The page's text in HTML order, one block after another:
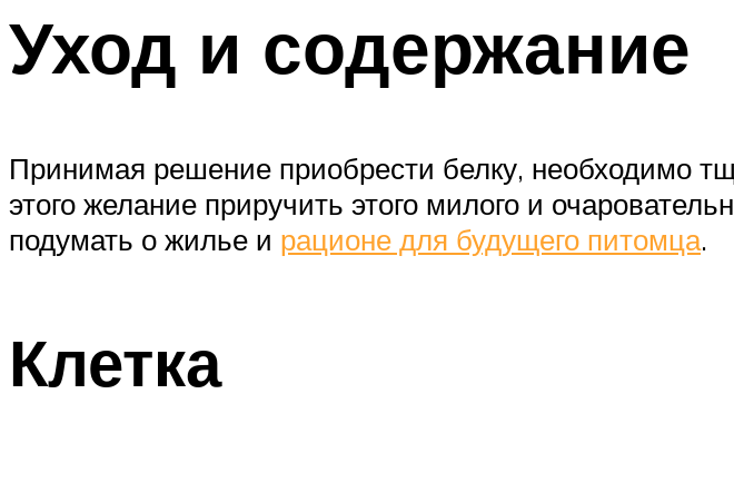
Уход и содержание
Принимая решение приобрести белку, необходимо
этого желание приручить этого милого и
подумать о жилье и рационе для будущего питомца.
Клетка